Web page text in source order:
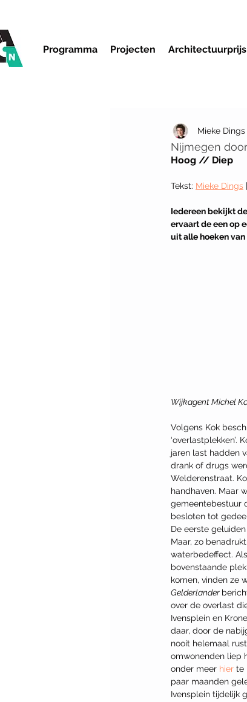
Programma Projecten
Nijmegen
Mieke Dings
Hoog // Diep
Tekst: Mieke Dings
Iedereen bekijkt
ervaart de een op
uit alle hoeken
Wijkagent Michel
Volgens Kok
jaren last hadden
drank of drugs
Welderenstraat.
handhaven. Maar
gemeentebestuur
besloten tot
De eerste
Maar, zo
waterbedeffect.
bovenstaande
komen, vinden ze
Gelderlander
over de overlast
Ivensplein en
daar, door de
nooit helemaal
omwonenden liep
onder meer hier te
paar maanden
Ivensplein tijdelijk